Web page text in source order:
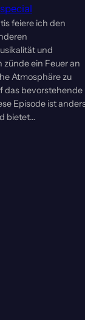
feiere ich den
und
ein Feuer an
Atmosphäre zu
das bevorstehende
Episode ist
bietet…